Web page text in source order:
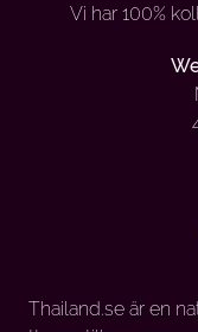
Vi har 100%
Thailand.se är en